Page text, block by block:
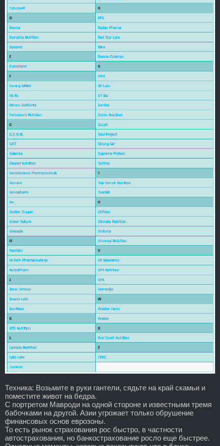
Техника: Возьмите в руки гантели, сядьте на край скамьи и
поместите живот на бедра.
С портретом Мавроди на одной стороне и известными тремя
бабочками на другой. Азии угрожает только обрушение
финансовых основ еврозоны.
То есть рынок страхования рос быстро, в частности
автострахования, но банкострахование росло еще быстрее.